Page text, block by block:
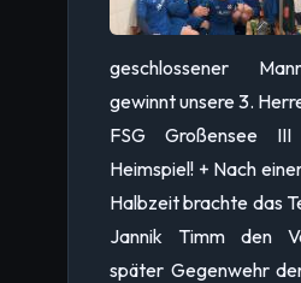
geschlossener
gewinnt unsere 3.
FSG Großensee
Heimspiel! + Nach
Halbzeit brachte das
Jannik Timm den
später Gegenwehr